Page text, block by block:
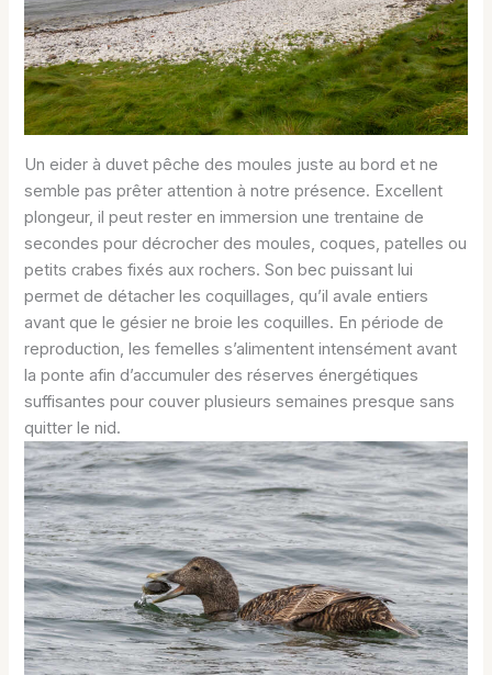
Un eider à duvet pêche des moules juste au bord et ne
semble pas prêter attention à notre présence. Excellent
plongeur, il peut rester en immersion une trentaine de
secondes pour décrocher des moules, coques, patelles ou
petits crabes fixés aux rochers. Son bec puissant lui
permet de détacher les coquillages, qu’il avale entiers
avant que le gésier ne broie les coquilles. En période de
reproduction, les femelles s’alimentent intensément avant
la ponte afin d’accumuler des réserves énergétiques
suffisantes pour couver plusieurs semaines presque sans
quitter le nid.